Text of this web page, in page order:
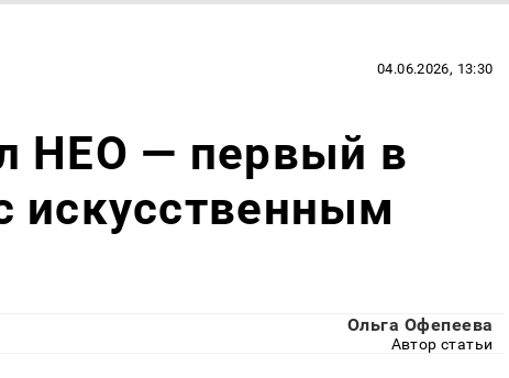
04.06.2026, 13:30
НЕО — первый в
искусственным
Ольга Офепеева
Автор статьи